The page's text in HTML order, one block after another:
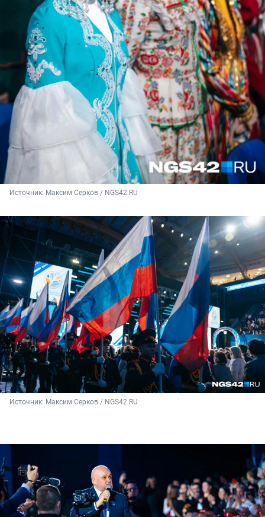
Источник: Максим Серков / NGS42.RU
Источник: Максим Серков / NGS42.RU